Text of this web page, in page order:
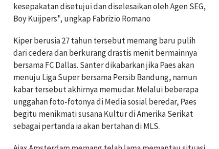
kesepakatan disetujui dan diselesaikan oleh Agen SEG,
Boy Kuijpers", ungkap Fabrizio Romano
Kiper berusia 27 tahun tersebut memang baru pulih
dari cedera dan berkurang drastis menit bermainnya
bersama FC Dallas. Santer dikabarkan jika Paes akan
menuju Liga Super bersama Persib Bandung, namun
kabar tersebut akhirnya memudar. Melalui beberapa
unggahan foto-fotonya di Media sosial beredar, Paes
begitu menikmati susana Kultur di Amerika Serikat
sebagai pertanda ia akan bertahan di MLS.